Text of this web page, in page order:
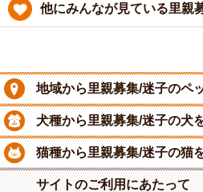
他にみんなが見ている里親
地域から里親募集/迷子のペ
犬種から里親募集/迷子の犬
猫種から里親募集/迷子の猫
サイトのご利用にあたって